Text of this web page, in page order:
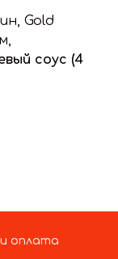
Gold
соус (4
оплата